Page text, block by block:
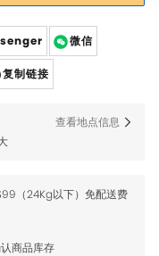
微信
复制链接
查看地点信息
（24Kg以下）免配送费
商品库存